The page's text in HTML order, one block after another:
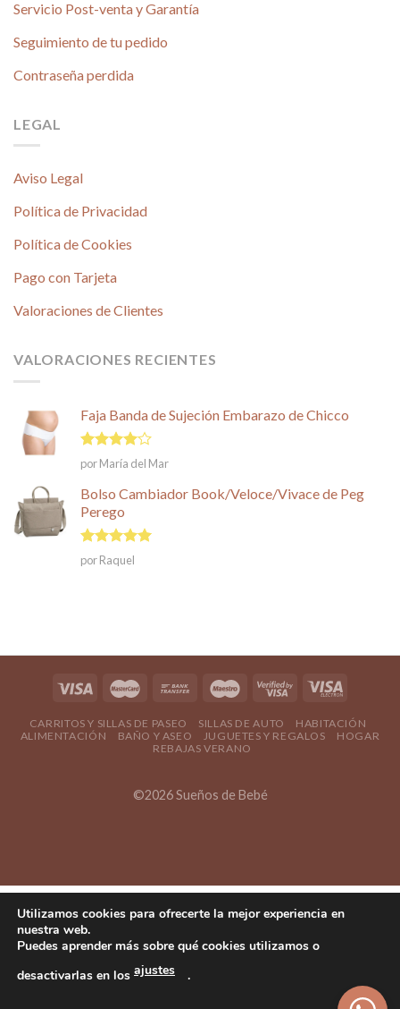
Servicio Post-venta y Garantía
Seguimiento de tu pedido
Contraseña perdida
LEGAL
Aviso Legal
Política de Privacidad
Política de Cookies
Pago con Tarjeta
Valoraciones de Clientes
VALORACIONES RECIENTES
Faja Banda de Sujeción Embarazo de Chicco
Valorado
en
5
por María del Mar
Bolso Cambiador Book/Veloce/Vivace de Peg
Perego
Valorado en
5
de 5
por Raquel
CARRITOS Y SILLAS DE PASEO SILLAS DE AUTO
HABITACIÓN
ALIMENTACIÓN
BAÑO Y ASEO JUGUETES Y REGALOS
HOGAR
REBAJAS VERANO
©2026 Sueños de Bebé
Utilizamos cookies para ofrecerte la mejor experiencia en
nuestra web.
Puedes aprender más sobre qué cookies utilizamos o
desactivarlas en los ajustes .